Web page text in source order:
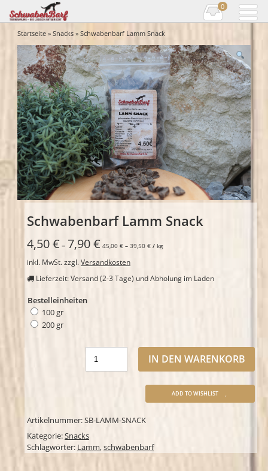
0
Startseite »Snacks » Schwabenbarf Lamm Snack
Schwabenbarf Lamm Snack
4,50€ – 7,90€ 45,00 € – 39,50 € / kg
inkl. MwSt. zzgl. Versandkosten
Lieferzeit: Versand (2-3 Tage) und Abholung im Laden
Bestelleinheiten
100 gr
200 gr
IN DEN WARENKORB
ADD TO WISHLIST
Artikelnummer:SB-LAMM-SNACK
Kategorie:Snacks
Schlagwörter: Lamm,schwabenbarf